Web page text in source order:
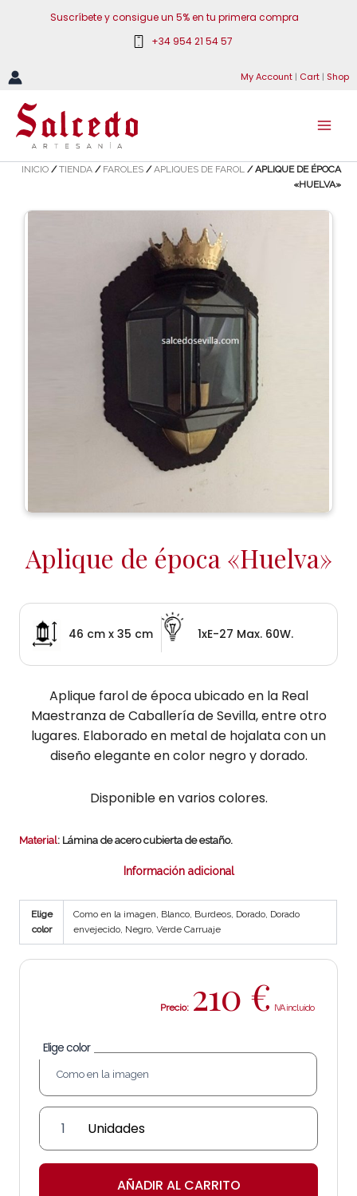
Suscríbete y consigue un 5% en tu primera compra
+34 954 21 54 57
My Account | Cart | Shop
INICIO /TIENDA / FAROLES /APLIQUES DE FAROL / APLIQUE DE ÉPOCA
«HUELVA»
Aplique de época «Huelva»
46 cm x 35 cm 1xE-27 Max. 60W.
Aplique farol de época ubicado en la Real
Maestranza de Caballería de Sevilla, entre otro
lugares. Elaborado en metal de hojalata con un
diseño elegante en color negro y dorado.
Disponible en varios colores.
Material: Lámina de acero cubierta de estaño.
Información adicional
Elige
color
Como en la imagen, Blanco, Burdeos, Dorado, Dorado
envejecido, Negro, Verde Carruaje
Precio: 210 €
Elige color
Aplique
de
época
AÑADIR AL CARRITO